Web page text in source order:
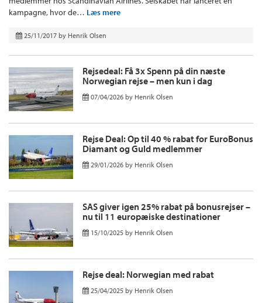
kampagne, hvor de… Læs mere
25/11/2017 by Henrik Olsen
Rejsedeal: Få 3x Spenn på din næste
Norwegian rejse – men kun i dag
07/04/2026 by Henrik Olsen
Rejse Deal: Op til 40 % rabat for EuroBonus
Diamant og Guld medlemmer
29/01/2026 by Henrik Olsen
SAS giver igen 25% rabat på bonusrejser –
nu til 11 europæiske destinationer
15/10/2025 by Henrik Olsen
Rejse deal: Norwegian med rabat
25/04/2025 by Henrik Olsen